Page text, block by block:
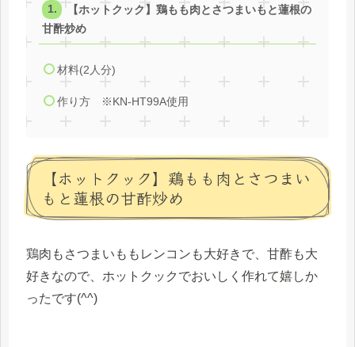
【ホットクック】鶏もも肉とさつまいもと蓮根の
甘酢炒め
材料(2人分)
作り方 ※KN-HT99A使用
【ホットクック】鶏もも肉とさつまい
もと蓮根の甘酢炒め
鶏肉もさつまいももレンコンも大好きで、甘酢も大
好きなので、ホットクックでおいしく作れて嬉しか
ったです(^^)